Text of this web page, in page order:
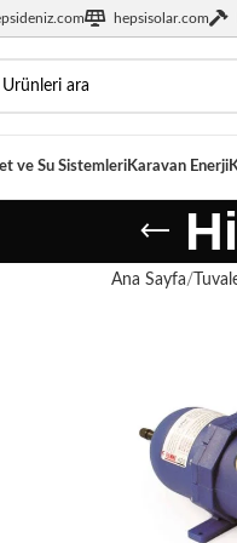
hepsisolar.com
ve Su SistemleriKaravan Enerji
Ana Sayfa